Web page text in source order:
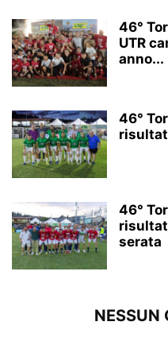
46°
UTR
anno...
46°
46°
serata
NESSUN